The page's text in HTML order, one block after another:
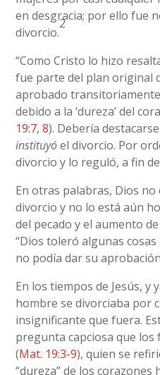
en desgracia; por ello fue
divorcio.
2
“Como Cristo lo hizo
fue parte del plan original
aprobado
debido a la ‘dureza’ del
19:7,8). Debería
instituyóel divorcio. Por
divorcio y lo reguló, a fin
En otras palabras, Dios no
divorcio y no lo está aún
del pecado y el aumento
“Dios toleró algunas
no podía dar su
En los tiempos de Jesús, y
hombre se divorciaba por
insignificante que fuera.
pregunta capciosa que los
(Mat. 19:3-9), quien se
“dureza” de los corazones